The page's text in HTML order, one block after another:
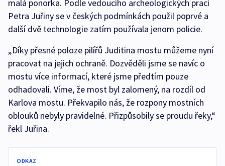
malá ponorka. Podle vedoucího archeologických prací
Petra Juřiny se v českých podmínkách použil poprvé a
další dvě technologie zatím používala jenom policie.
„Díky přesné poloze pilířů Juditina mostu můžeme nyní
pracovat na jejich ochraně. Dozvěděli jsme se navíc o
mostu více informací, které jsme předtím pouze
odhadovali. Víme, že most byl zalomený, na rozdíl od
Karlova mostu. Překvapilo nás, že rozpony mostních
oblouků nebyly pravidelné. Přizpůsobily se proudu řeky,“
řekl Juřina.
ODKAZ